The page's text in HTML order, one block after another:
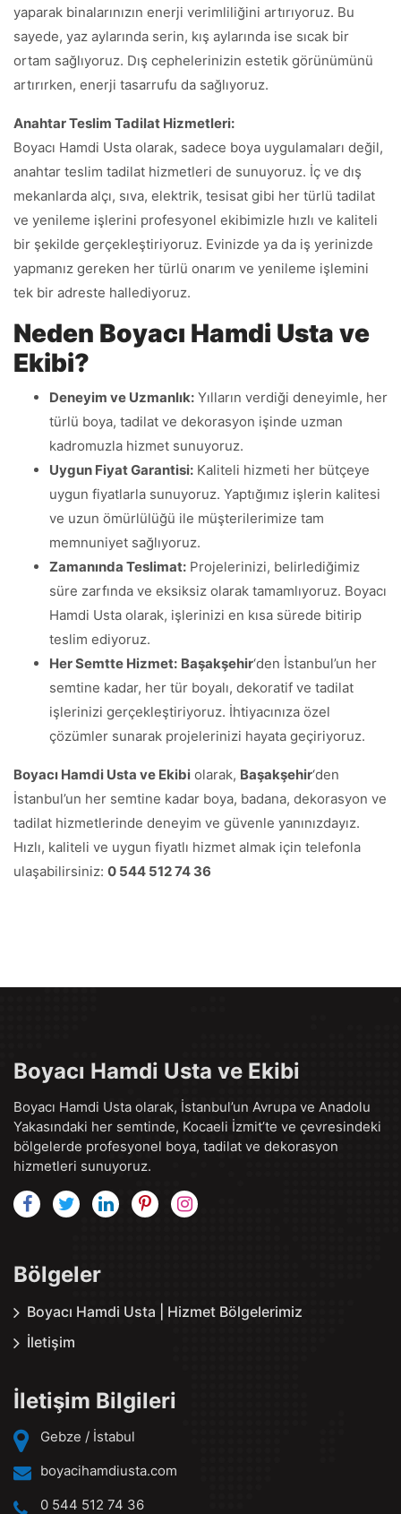
yaparak binalarınızın enerji verimliliğini artırıyoruz. Bu
sayede, yaz aylarında serin, kış aylarında ise sıcak bir
ortam sağlıyoruz. Dış cephelerinizin estetik görünümünü
artırırken, enerji tasarrufu da sağlıyoruz.
Anahtar Teslim Tadilat Hizmetleri:
Boyacı Hamdi Usta olarak, sadece boya uygulamaları değil,
anahtar teslim tadilat hizmetleri de sunuyoruz. İç ve dış
mekanlarda alçı, sıva, elektrik, tesisat gibi her türlü tadilat
ve yenileme işlerini profesyonel ekibimizle hızlı ve kaliteli
bir şekilde gerçekleştiriyoruz. Evinizde ya da iş yerinizde
yapmanız gereken her türlü onarım ve yenileme işlemini
tek bir adreste hallediyoruz.
Neden Boyacı Hamdi Usta ve
Ekibi?
Deneyim ve Uzmanlık: Yılların verdiği deneyimle, her
türlü boya, tadilat ve dekorasyon işinde uzman
kadromuzla hizmet sunuyoruz.
Uygun Fiyat Garantisi: Kaliteli hizmeti her bütçeye
uygun fiyatlarla sunuyoruz. Yaptığımız işlerin kalitesi
ve uzun ömürlülüğü ile müşterilerimize tam
memnuniyet sağlıyoruz.
Zamanında Teslimat: Projelerinizi, belirlediğimiz
süre zarfında ve eksiksiz olarak tamamlıyoruz. Boyacı
Hamdi Usta olarak, işlerinizi en kısa sürede bitirip
teslim ediyoruz.
Her Semtte Hizmet: Başakşehir‘den İstanbul’un her
semtine kadar, her tür boyalı, dekoratif ve tadilat
işlerinizi gerçekleştiriyoruz. İhtiyacınıza özel
çözümler sunarak projelerinizi hayata geçiriyoruz.
Boyacı Hamdi Usta ve Ekibi olarak, Başakşehir‘den
İstanbul’un her semtine kadar boya, badana, dekorasyon ve
tadilat hizmetlerinde deneyim ve güvenle yanınızdayız.
Hızlı, kaliteli ve uygun fiyatlı hizmet almak için telefonla
ulaşabilirsiniz: 0 544 512 74 36
Boyacı Hamdi Usta ve Ekibi
Boyacı Hamdi Usta olarak, İstanbul’un Avrupa ve Anadolu
Yakasındaki her semtinde, Kocaeli İzmit’te ve çevresindeki
bölgelerde profesyonel boya, tadilat ve dekorasyon
hizmetleri sunuyoruz.
Bölgeler
Boyacı Hamdi Usta | Hizmet Bölgelerimiz
İletişim
İletişim Bilgileri
Gebze / İstabul
boyacihamdiusta.com
0 544 512 74 36